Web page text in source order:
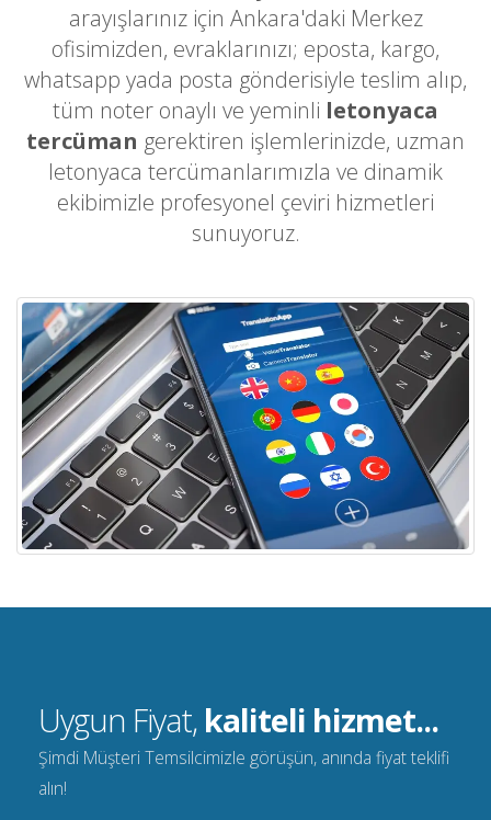
arayışlarınız için Ankara'daki Merkez
ofisimizden, evraklarınızı; eposta, kargo,
whatsapp yada posta gönderisiyle teslim alıp,
tüm noter onaylı ve yeminli letonyaca
tercüman gerektiren işlemlerinizde, uzman
letonyaca tercümanlarımızla ve dinamik
ekibimizle profesyonel çeviri hizmetleri
sunuyoruz.
Uygun Fiyat, kaliteli hizmet...
Şimdi Müşteri Temsilcimizle görüşün, anında fiyat teklifi
alın!